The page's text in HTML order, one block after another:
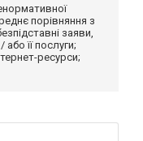
порівняння з
заяви,
її послуги;
ресурси;